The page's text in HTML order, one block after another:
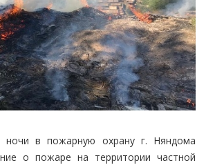
в пожарную охрану г. Няндома
о пожаре на территории частной